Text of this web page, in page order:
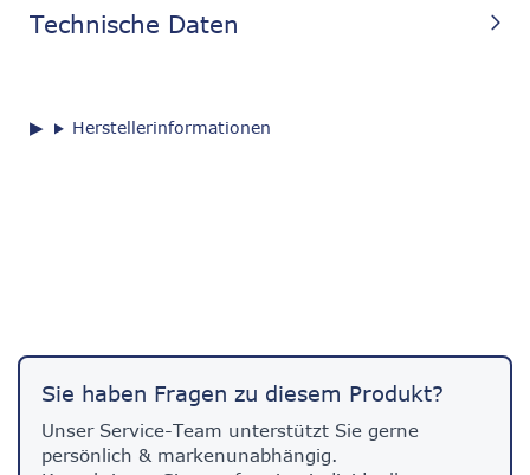
Technische Daten
Herstellerinformationen
Sie haben Fragen zu diesem Produkt?
Unser Service-Team unterstützt Sie gerne
persönlich & markenunabhängig.